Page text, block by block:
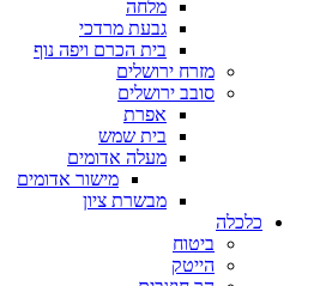
מלחה
גבעת מרדכי
בית הכרם ויפה נוף
מזרח ירושלים
סובב ירושלים
אפרת
בית שמש
מעלה אדומים
מישור אדומים
מבשרת ציון
כלכלה
ביטוח
הייטק